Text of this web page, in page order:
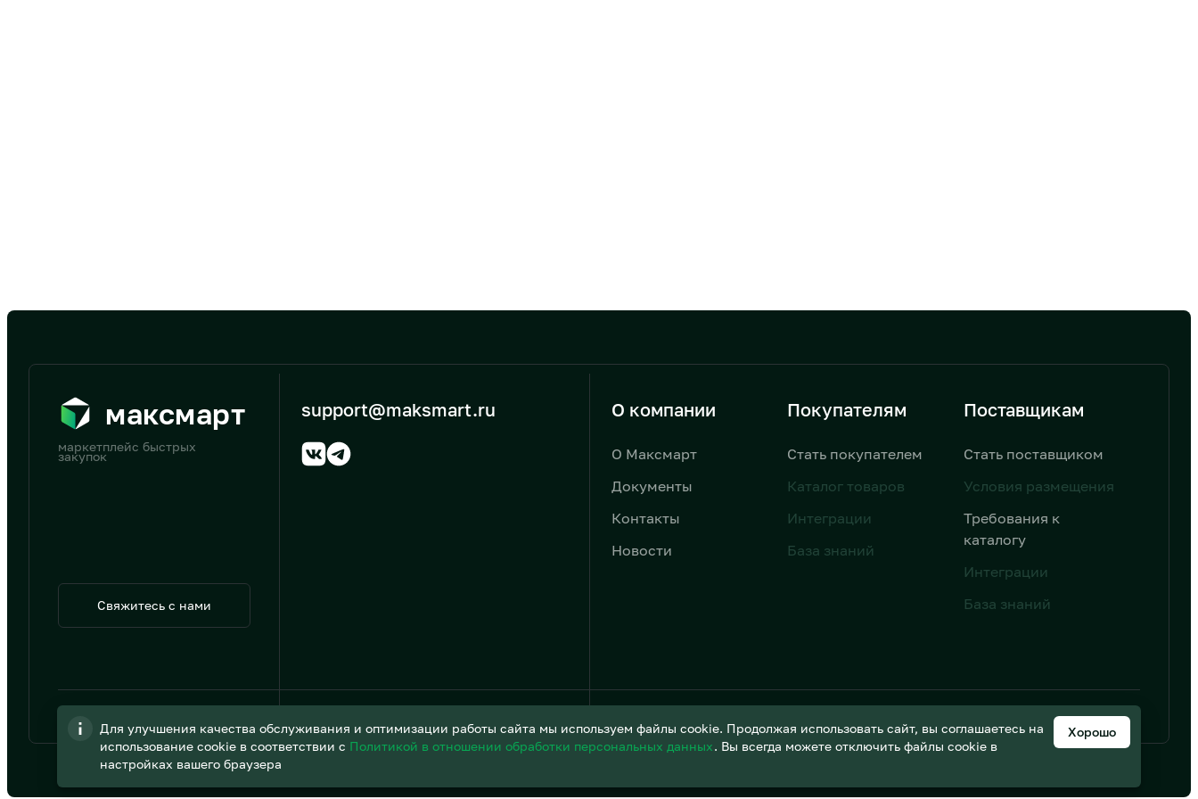
максмарт
маркетплейс быстрых
закупок
Свяжитесь с нами
support@maksmart.ru О компании
О Максмарт
Документы
Контакты
Новости
Покупателям
Стать покупателем
Каталог товаров
Интеграции
База знаний
Поставщикам
Стать поставщиком
Условия размещения
Требования к
каталогу
Интеграции
База знаний
Дизайн от AIC
Для улучшения качества обслуживания и оптимизации работы сайта мы используем файлы cookie. Продолжая использовать сайт, вы соглашаетесь на
использование cookie в соответствии с Политикой в отношении обработки персональных данных. Вы всегда можете отключить файлы cookie в
настройках вашего браузера
Хорошо